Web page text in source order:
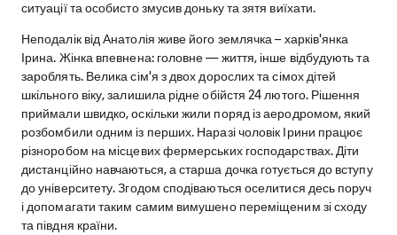
ситуації та особисто змусив доньку та зятя виїхати.
Неподалік від Анатолія живе його землячка – харків'янка
Ірина. Жінка впевнена: головне — життя, інше відбудують та
зароблять. Велика сім'я з двох дорослих та сімох дітей
шкільного віку, залишила рідне обійстя 24 лютого. Рішення
приймали швидко, оскільки жили поряд із аеродромом, який
розбомбили одним із перших. Наразі чоловік Ірини працює
різноробом на місцевих фермерських господарствах. Діти
дистанційно навчаються, а старша дочка готується до вступу
до університету. Згодом сподіваються оселитися десь поруч
і допомагати таким самим вимушено переміщеним зі сходу
та півдня країни.